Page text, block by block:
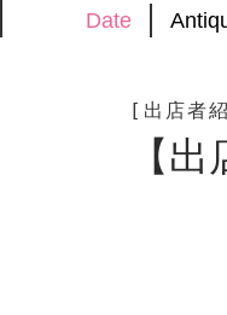
Date
[出店者
【